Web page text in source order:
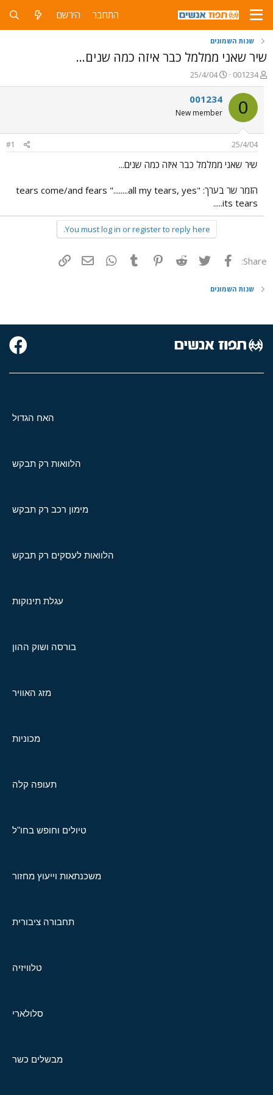
התחבר הירשם
שנות השמונים
שיר שאני ממלמל כבר איזה כמה שנים...
פ
ו
ת
ח
ה
ש
א
001234
פ
ו
ר
ם
ר
25/4/04
0
001234
New member
25/4/04
#1
שיר שאני ממלמל כבר איזה כמה שנים...
הזמר שר בערך: "tears come/and fears "........all my tears, yes
its tears.....
You must log in or register to reply here.
Share: פייסבוק Twitter
Reddit
Pinterest
Tumblr
WhatsAppדואר אלקטרוני
שנות השמונים
האח הגדול
הלוואות רק תבקש
מימון רכב רק תבקש
הלוואות לעסקים רק תבקש
עגלת תינוקות
בורסה ושוק ההון
מזג האוויר
מכוניות
תעופה קלה
טיולים וחופש בחו"ל
משכנתאות וייעוץ מחזור
תחבורה ציבורית
טלוויזיה
סלולארי
מבשלים כשר